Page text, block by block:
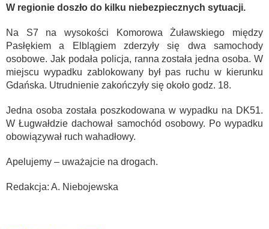
W regionie doszło do kilku niebezpiecznych sytuacji.
Na S7 na wysokości Komorowa Żuławskiego między
Pasłękiem a Elblągiem zderzyły się dwa samochody
osobowe. Jak podała policja, ranna została jedna osoba. W
miejscu wypadku zablokowany był pas ruchu w kierunku
Gdańska. Utrudnienie zakończyły się około godz. 18.
Jedna osoba została poszkodowana w wypadku na DK51.
W Ługwałdzie dachował samochód osobowy. Po wypadku
obowiązywał ruch wahadłowy.
Apelujemy – uważajcie na drogach.
Redakcja: A. Niebojewska